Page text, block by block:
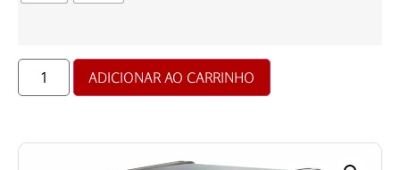
ADICIONAR AO CARRINHO